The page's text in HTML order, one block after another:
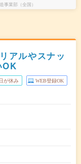
業部（全国）
アルやスナッ
OK
が休み WEB登録OK